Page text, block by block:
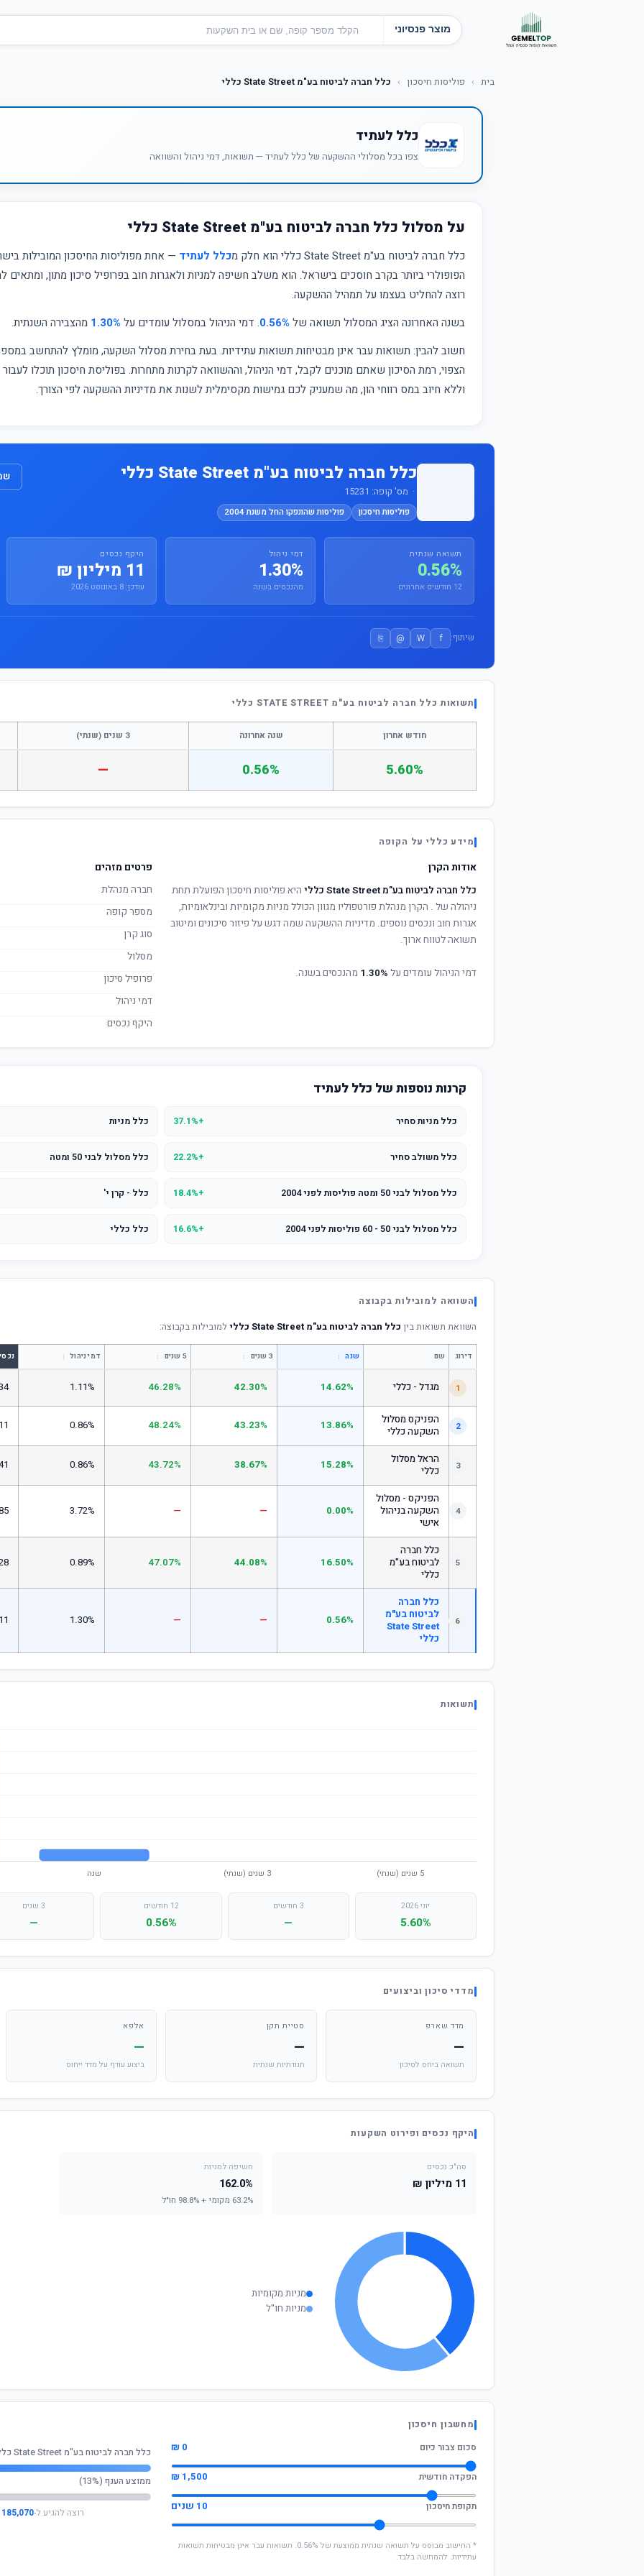
מוצר פנסיוני
בית › פוליסות חיסכון › כלל חברה לביטוח בע"מ State Street כללי
כלל לעתיד
צפו בכל מסלולי ההשקעה של כלל לעתיד — תשואות, דמי ניהול והשוואה
על מסלול כלל חברה לביטוח בע"מ State Street כללי
כלל חברה לביטוח בע"מ State Street כללי הוא חלק מ כלל לעתיד — אחת מפוליסות החיסכון המובילות
הפופולרי ביותר בקרב חוסכים בישראל. הוא משלב חשיפה למניות ולאגרות חוב בפרופיל סיכון מתון,
רוצה להחליט בעצמו על תמהיל ההשקעה.
בשנה האחרונה הציג המסלול תשואה של 0.56%. דמי הניהול במסלול עומדים על 1.30% מהצבירה השנתית.
חשוב להבין: תשואות עבר אינן מבטיחות תשואות עתידיות. בעת בחירת מסלול השקעה, מומלץ להתחשב
הצפוי, רמת הסיכון שאתם מוכנים לקבל, דמי הניהול, וההשוואה לקרנות מתחרות. בפוליסת חיסכון תוכלו
וללא חיוב במס רווחי הון, מה שמעניק לכם גמישות מקסימלית לשנות את מדיניות ההשקעה לפי הצורך.
כלל חברה לביטוח בע"מ State Street כללי
· מס' קופה: 15231
פוליסות חיסכון פוליסות שהונפקו החל משנת 2004
תשואה שנתית
0.56%
12 חודשים אחרונים
דמי ניהול
1.30%
מהנכסים בשנה
היקף נכסים
11 מיליון ₪
עודכן: 8 באוגוסט 2026
שיתוף: f
W
@
⎘
תשואות כלל חברה לביטוח בע"מ STATE STREET כללי
חודש אחרון שנה אחרונה 3 שנים (שנתי)
5.60%
0.56%
—
מידע כללי על הקופה
אודות הקרן
כלל חברה לביטוח בע"מ State Street כללי
היא פוליסות חיסכון הפועלת תחת
ניהולה של . הקרן מנהלת פורטפוליו מגוון הכולל מניות מקומיות ובינלאומיות,
אגרות חוב ונכסים נוספים. מדיניות ההשקעה שמה דגש על פיזור סיכונים ומיטוב
תשואה לטווח ארוך.
דמי הניהול עומדים על 1.30% מהנכסים בשנה.
פרטים מזהים
חברה מנהלת
מספר קופה
סוג קרן
מסלול
פרופיל סיכון
דמי ניהול
היקף נכסים
קרנות נוספות של כלל לעתיד
כלל מניות סחיר +37.1% כלל מניות
כלל משולב סחיר +22.2% כלל מסלול לבני 50 ומטה
כלל מסלול לבני 50 ומטה פוליסות לפני 2004 +18.4% כלל - קרן י'
כלל מסלול לבני 50 - 60 פוליסות לפני 2004 +16.6% כלל כללי
השוואה למובילות בקבוצה
השוואת תשואות בין כלל חברה לביטוח בע"מ State Street כללי למובילות בקבוצה:
דירוג שם שנה ↕ 3 שנים ↕ 5 שנים ↕ דמי ניהול ↕
1 מגדל - כללי 14.62%
42.30%
46.28%
1.11%
2
הפניקס מסלול
השקעה כללי
13.86%
43.23%
48.24%
0.86%
3
הראל מסלול
כללי
15.28%
38.67%
43.72%
0.86%
4
הפניקס - מסלול
השקעה בניהול
אישי
0.00%
—
—
3.72%
5
כלל חברה
לביטוח בע"מ
כללי
16.50%
44.08%
47.07%
0.89%
6
כלל חברה
לביטוח בע"מ
State Street
כללי
0.56%
—
—
1.30%
11
תשואות
יוני 2026
5.60%
3 חודשים
—
12 חודשים
0.56%
3 שנים
—
מדדי סיכון וביצועים
מדד שארפ
—
תשואה ביחס לסיכון
סטיית תקן
—
תנודתיות שנתית
אלפא
—
ביצוע עודף על מדד ייחוס
היקף נכסים ופירוט השקעות
סה"כ נכסים
11 מיליון ₪
חשיפה למניות
162.0%
63.2% מקומי + 98.8% חו"ל
מניות מקומיות
מניות חו"ל
מחשבון חיסכון
סכום צבור כיום
0 ₪
הפקדה חודשית 1,500 ₪
תקופת חיסכון 10 שנים
* החישוב מבוסס על תשואה שנתית ממוצעת של 0.56%. תשואות עבר אינן מבטיחות תשואות
עתידיות. להמחשה בלבד.
כלל חברה לביטוח בע"מ State Street כללי
ממוצע הענף (13%)
רוצה להגיע ל-185,070 ₪